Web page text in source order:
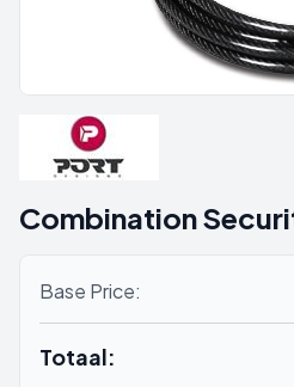
Combination
Base Price:
Totaal: